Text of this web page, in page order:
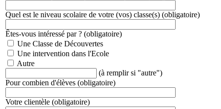
Quel est le niveau scolaire de votre (vos) classe(s) (obligatoire)
Êtes-vous intéressé par ? (obligatoire)
Une Classe de Découvertes
Une intervention dans l'Ecole
Autre
(à remplir si "autre")
Pour combien d'élèves (obligatoire)
Votre clientèle (obligatoire)